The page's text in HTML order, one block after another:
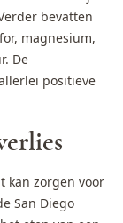
bevatten
magnesium,
De
positieve
kan zorgen voor
San Diego